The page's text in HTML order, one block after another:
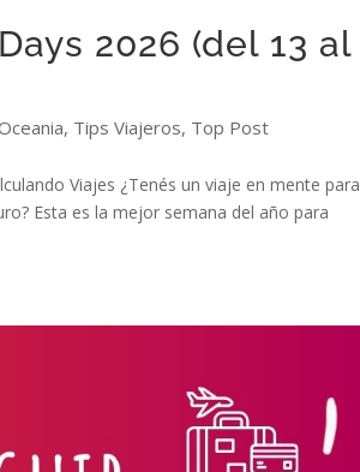
2026 (del 13 al
, Tips Viajeros, Top Post
Viajes ¿Tenés un viaje en mente para
Esta es la mejor semana del año para